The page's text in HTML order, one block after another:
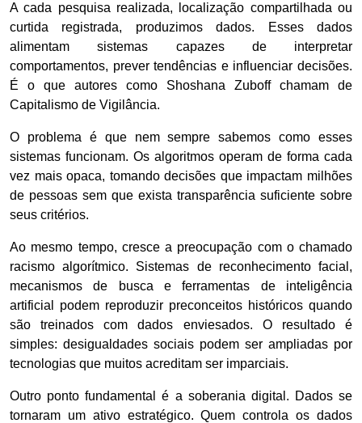
A cada pesquisa realizada, localização compartilhada ou
curtida registrada, produzimos dados. Esses dados
alimentam sistemas capazes de interpretar
comportamentos, prever tendências e influenciar decisões.
É o que autores como Shoshana Zuboff chamam de
Capitalismo de Vigilância.
O problema é que nem sempre sabemos como esses
sistemas funcionam. Os algoritmos operam de forma cada
vez mais opaca, tomando decisões que impactam milhões
de pessoas sem que exista transparência suficiente sobre
seus critérios.
Ao mesmo tempo, cresce a preocupação com o chamado
racismo algorítmico. Sistemas de reconhecimento facial,
mecanismos de busca e ferramentas de inteligência
artificial podem reproduzir preconceitos históricos quando
são treinados com dados enviesados. O resultado é
simples: desigualdades sociais podem ser ampliadas por
tecnologias que muitos acreditam ser imparciais.
Outro ponto fundamental é a soberania digital. Dados se
tornaram um ativo estratégico. Quem controla os dados